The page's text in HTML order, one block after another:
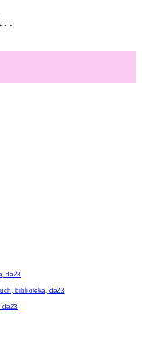
da23
biblioteka, da23
da23